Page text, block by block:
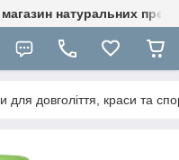
натуральних
для довголіття, краси та